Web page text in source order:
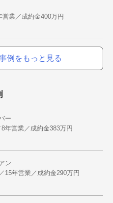
営業／成約金400万円
例をもっと見る
ー
年営業／成約金383万円
ン
15年営業／成約金290万円